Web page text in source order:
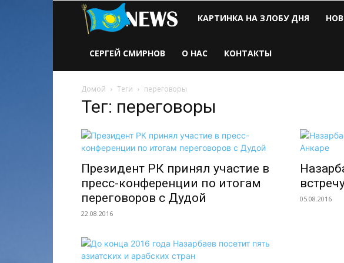
Новости
Казахстана
КАРТИНКА НА ЗЛОБУ ДНЯ
СЕРГЕЙ СМИРНОВ О НАС КОНТАКТЫ
Домой Теги переговоры
Тег: переговоры
Президент РК принял участие в
пресс-конференции по итогам
переговоров с Дудой
22.08.2016
05.08.2016